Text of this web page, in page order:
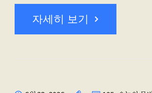
자세히 보기